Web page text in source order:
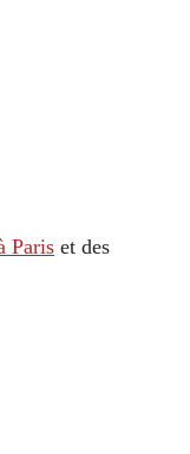
Paris et des